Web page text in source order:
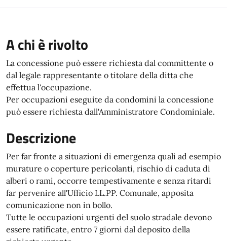
A chi è rivolto
La concessione può essere richiesta dal committente o
dal legale rappresentante o titolare della ditta che
effettua l'occupazione.
Per occupazioni eseguite da condomini la concessione
può essere richiesta dall'Amministratore Condominiale.
Descrizione
Per far fronte a situazioni di emergenza quali ad esempio
murature o coperture pericolanti, rischio di caduta di
alberi o rami, occorre tempestivamente e senza ritardi
far pervenire all'Ufficio LL.PP. Comunale, apposita
comunicazione non in bollo.
Tutte le occupazioni urgenti del suolo stradale devono
essere ratificate, entro 7 giorni dal deposito della